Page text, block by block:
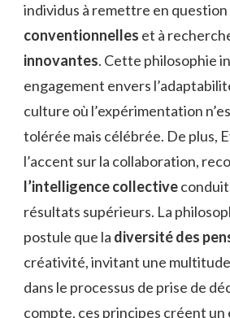
individus à remettre en question
conventionnelles et à
innovantes. Cette philosophie
engagement envers
culture où l’expérimentation
tolérée mais célébrée. De plus,
l’accent sur la collaboration,
l’intelligence collective
résultats supérieurs. La
postule que la diversité des
créativité, invitant une
dans le processus de prise de
compte, ces principes créent